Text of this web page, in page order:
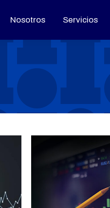
Nosotros Servicios
Nosotros Servicios